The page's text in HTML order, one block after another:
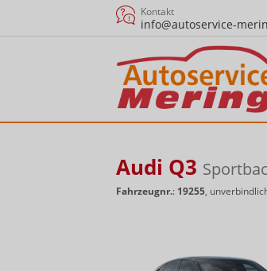
Kontakt
info@autoservice-
Audi Q3
Fahrzeugnr.: 19255,